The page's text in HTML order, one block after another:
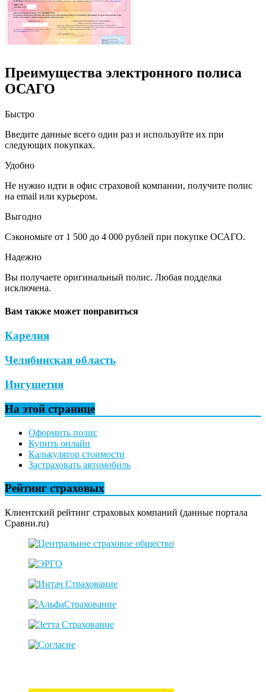
Преимущества электронного полиса
ОСАГО
Быстро
Введите данные всего один раз и используйте их при
следующих покупках.
Удобно
Не нужно идти в офис страховой компании, получите полис
на email или курьером.
Выгодно
Сэкономьте от 1 500 до 4 000 рублей при покупке ОСАГО.
Надежно
Вы получаете оригинальный полис. Любая подделка
исключена.
Вам также может понравиться
Карелия
Челябинская область
Ингушетия
На этой странице
Оформить полис
Купить онлайн
Калькулятор стоимости
Застраховать автомобиль
Рейтинг страховых
Клиентский рейтинг страховых компаний (данные портала
Сравни.ru)